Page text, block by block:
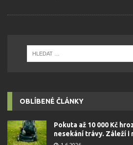
OBLÍBENÉ ČLÁNKY
Pokuta až 10 000 Kč
nesekání trávy. Záleží i